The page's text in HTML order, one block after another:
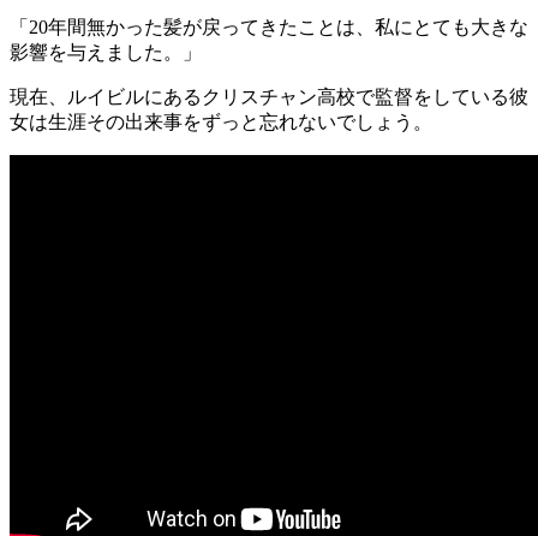
「20年間無かった髪が戻ってきたことは、私にとても大きな
影響を与えました。」
現在、ルイビルにあるクリスチャン高校で監督をしている彼
女は生涯その出来事をずっと忘れないでしょう。